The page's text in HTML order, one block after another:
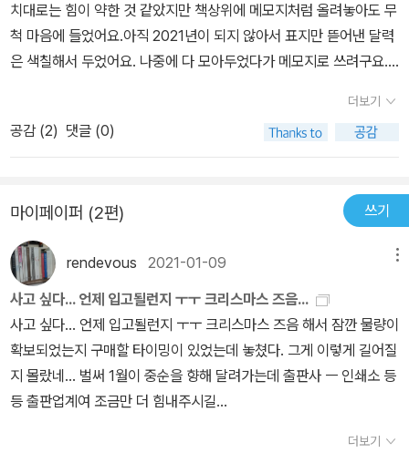
치대로는 힘이 약한 것 같았지만 책상위에 메모지처럼 올려놓아도 무
척 마음에 들었어요.아직 2021년이 되지 않아서 표지만 뜯어낸 달력
은 색칠해서 두었어요. 나중에 다 모아두었다가 메모지로 쓰려구요.^
개선해서 일력을 다시 보내주겠다구요.깜짝 놀랐고 이 정도도 충분히
괜찮고 만족하는데 하는 생각이 들었어요. 그런데 요즘 코로나19로
경기가 무척 안좋고 출판업계는 더 심하다고하는데 이 문제로 해당출
판매가 될테지만 저처럼 이미 판매가 된 걸 다시 보내주시면 출판사
의 피해가 클 것 같아서 걱정입니다....그리고 고객만족을 위해 애써주
신 알라딘에게도 감사드립니다.
더보기
공감 (2) 댓글 (0)
마이페이퍼 (2편) 쓰기
rendevous 2021-01-09
사고 싶다... 언제 입고될런지 ㅜㅜ 크리스마스 즈음...
사고 싶다... 언제 입고될런지 ㅜㅜ 크리스마스 즈음 해서 잠깐 물량이
확보되었는지 구매할 타이밍이 있었는데 놓쳤다. 그게 이렇게 길어질
지 몰랐네... 벌써 1월이 중순을 향해 달려가는데 출판사 ㅡ 인쇄소 등
등 출판업계여 조금만 더 힘내주시길...
더보기